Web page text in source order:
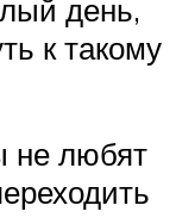
день,
к такому
не любят